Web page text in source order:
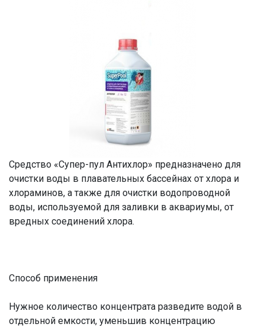
Средство «Супер-пул Антихлор» предназначено для
очистки воды в плавательных бассейнах от хлора и
хлораминов, а также для очистки водопроводной
воды, используемой для заливки в аквариумы, от
вредных соединений хлора.
Способ применения
Нужное количество концентрата разведите водой в
отдельной емкости, уменьшив концентрацию